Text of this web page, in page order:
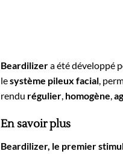
Beardilizera été développé
lesystème pileux facial,
rendu régulier, homogène,
En savoir plus
Beardilizer, le premier